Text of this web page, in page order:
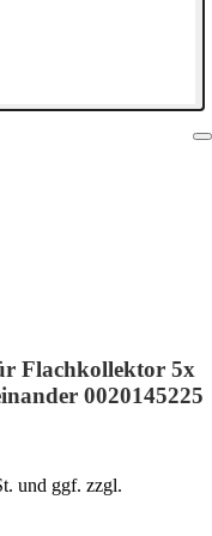
Flachkollektor 5x
0020145225
und ggf. zzgl.